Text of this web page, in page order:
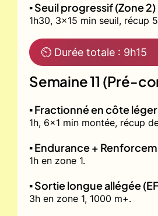
▪️ Seuil progressif (Zone 2)
1h30, 3x15 min seuil, récup
⏲ Durée totale : 9h15
Semaine 11 (Pré-
▪️ Fractionné en côte
1h, 6x1 min montée, récup
▪️ Endurance +
1h en zone 1.
▪️ Sortie longue allégée
3h en zone 1, 1000 m+.